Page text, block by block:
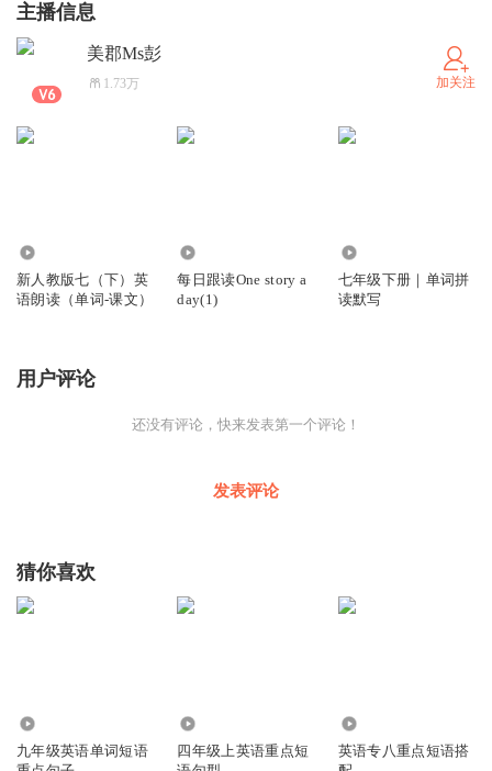
主播信息
美郡Ms彭
1.73万 加关注
新人教版七（下）英
语朗读（单词-课文）
每日跟读One story a
day(1)
七年级下册｜单词拼
读默写
用户评论
还没有评论，快来发表第一个评论！
发表评论
猜你喜欢
九年级英语单词短语
四年级上英语重点短
英语专八重点短语搭